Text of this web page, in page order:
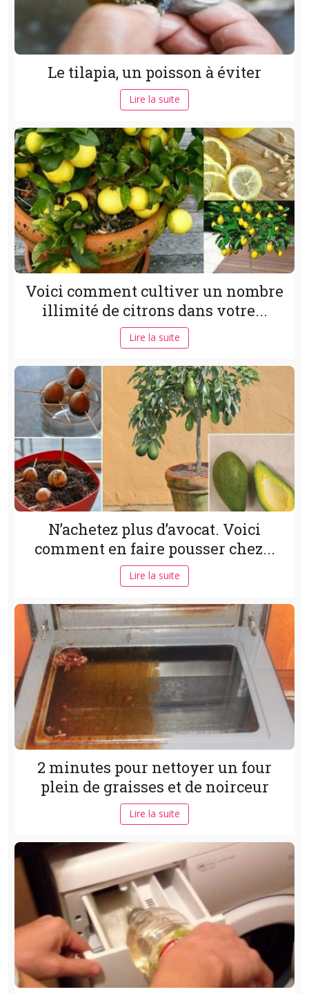
Le tilapia, un poisson à éviter
Lire la suite
Voici comment cultiver un nombre
illimité de citrons dans votre...
Lire la suite
N’achetez plus d’avocat. Voici
comment en faire pousser chez...
Lire la suite
2 minutes pour nettoyer un four
plein de graisses et de noirceur
Lire la suite